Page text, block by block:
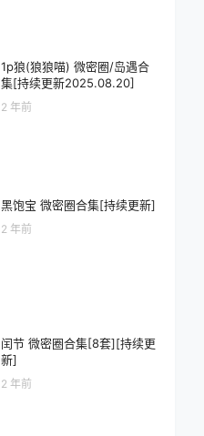
1p狼(狼狼喵) 微密圈/岛遇合
集[持续更新2025.08.20]
2 年前
黑饱宝 微密圈合集[持续更新]
2 年前
闰节 微密圈合集[8套][持续更
新]
2 年前